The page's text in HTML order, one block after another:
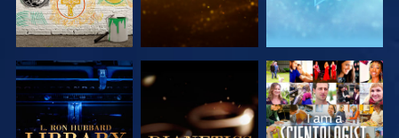
EXPLORAR A
SÉRIE
EXPLORAR A
SÉRIE
VER